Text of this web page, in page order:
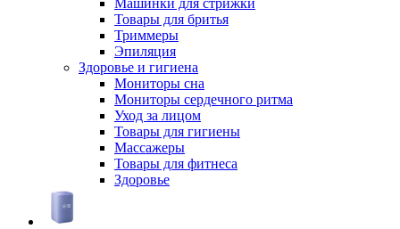
Машинки для стрижки
Товары для бритья
Триммеры
Эпиляция
Здоровье и гигиена
Мониторы сна
Мониторы сердечного ритма
Уход за лицом
Товары для гигиены
Массажеры
Товары для фитнеса
Здоровье